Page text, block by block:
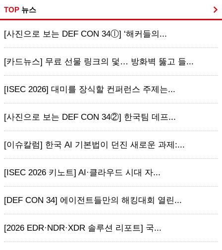
TOP 뉴스
[사진으로 보는 DEF CON 34ⓛ] ‘해커들의...
[카드뉴스] 무료 선물 링크의 덫… 방화벽 뚫고 들...
[ISEC 2026] 대미를 장식할 컨퍼런스 주제는...
[사진으로 보는 DEF CON 34②] 한국팀 데프...
[이슈칼럼] 한국 AI 기본법이 던진 새로운 과제:...
[ISEC 2026 키노트] AI·클라우드 시대 자...
[DEF CON 34] 에이전트들만의 해킹대회 열린...
[2026 EDR·NDR·XDR 솔루션 리포트] 국...